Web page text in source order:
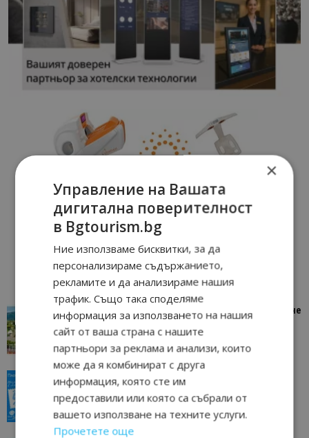
“Пощенска картичка от…”: Петрич – Изживяване
отвъд очакваното
11/07/2026 11:22
всички времена
×
Управление на Вашата
дигитална поверителност
в Bgtourism.bg
Ние използваме бисквитки, за да
персонализираме съдържанието,
рекламите и да анализираме нашия
трафик. Също така споделяме
информация за използването на нашия
сайт от ваша страна с нашите
партньори за реклама и анализи, които
може да я комбинират с друга
информация, която сте им
предоставили или която са събрали от
вашето използване на техните услуги.
Прочетете още